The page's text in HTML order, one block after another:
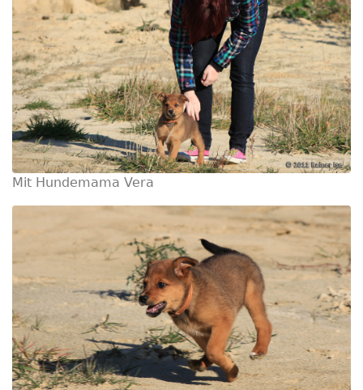
Mit Hundemama Vera